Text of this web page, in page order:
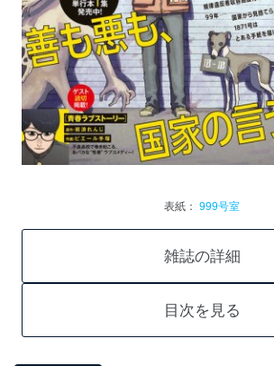
表紙： 999号室
雑誌の詳細
目次を見る